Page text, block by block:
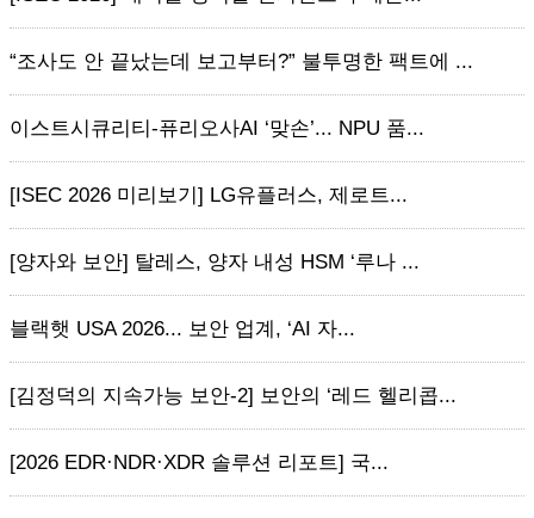
“조사도 안 끝났는데 보고부터?” 불투명한 팩트에 ...
이스트시큐리티-퓨리오사AI ‘맞손’... NPU 품...
[ISEC 2026 미리보기] LG유플러스, 제로트...
[양자와 보안] 탈레스, 양자 내성 HSM ‘루나 ...
블랙햇 USA 2026... 보안 업계, ‘AI 자...
[김정덕의 지속가능 보안-2] 보안의 ‘레드 헬리콥...
[2026 EDR·NDR·XDR 솔루션 리포트] 국...